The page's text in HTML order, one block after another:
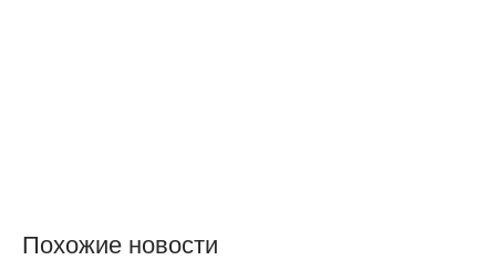
Похожие новости